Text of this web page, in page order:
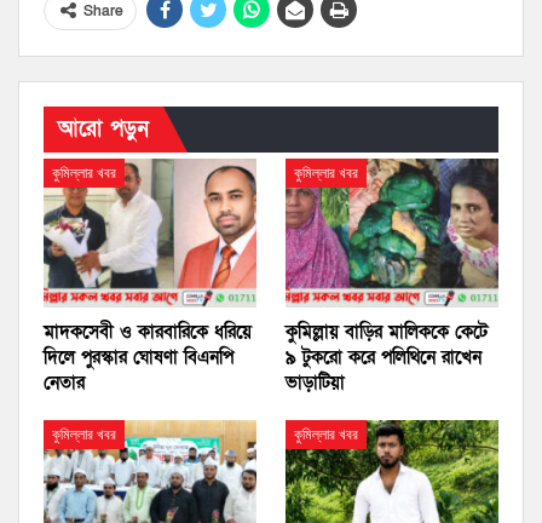
Share
আরো পড়ুন
কুমিল্লার খবর
মাদকসেবী ও কারবারিকে ধরিয়ে
দিলে পুরস্কার ঘোষণা বিএনপি
নেতার
কুমিল্লার খবর
কুমিল্লায় বাড়ির মালিককে কেটে
৯ টুকরো করে পলিথিনে রাখেন
ভাড়াটিয়া
কুমিল্লার খবর কুমিল্লার খবর